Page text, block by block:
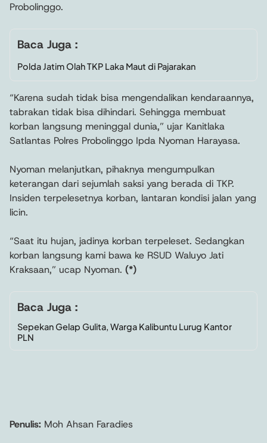
Probolinggo.
Baca Juga :
Polda Jatim Olah TKP Laka Maut di Pajarakan
“Karena sudah tidak bisa mengendalikan kendaraannya,
tabrakan tidak bisa dihindari. Sehingga membuat
korban langsung meninggal dunia,” ujar Kanitlaka
Satlantas Polres Probolinggo Ipda Nyoman Harayasa.
Nyoman melanjutkan, pihaknya mengumpulkan
keterangan dari sejumlah saksi yang berada di TKP.
Insiden terpelesetnya korban, lantaran kondisi jalan yang
licin.
“Saat itu hujan, jadinya korban terpeleset. Sedangkan
korban langsung kami bawa ke RSUD Waluyo Jati
Kraksaan,” ucap Nyoman. (*)
Baca Juga :
Sepekan Gelap Gulita, Warga Kalibuntu Lurug Kantor
PLN
Penulis: Moh Ahsan Faradies